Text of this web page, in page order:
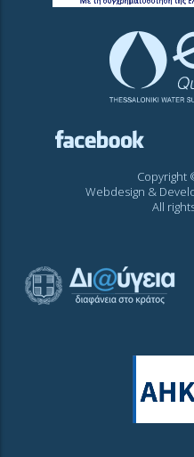
Copyright
Webdesign &
All